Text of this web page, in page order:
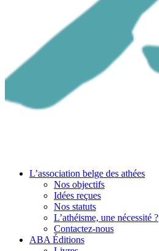
L’association belge des athées
Nos objectifs
Idées reçues
Nos statuts
L’athéisme, une nécessité ?
Contactez-nous
ABA Éditions